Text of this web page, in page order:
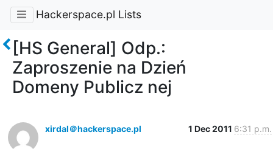
Hackerspace.pl Lists
[HS General] Odp.:
Zaproszenie na Dzień
Domeny Publicz nej
xirdal＠hackerspace.pl 1 Dec 2011 6:31 p.m.